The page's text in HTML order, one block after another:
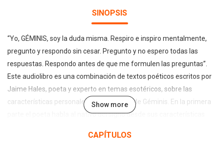
SINOPSIS
“Yo, GÉMINIS, soy la duda misma. Respiro e inspiro mentalmente,
pregunto y respondo sin cesar. Pregunto y no espero todas las
respuestas. Respondo antes de que me formulen las preguntas”.
Este audiolibro es una combinación de textos poéticos escritos por
Jaime Hales, poeta y experto en temas esotéricos, sobre las
características personales de los nativos de Géminis. En la primera
parte el poeta habla al nativo del signo desde sus características
segunda parte se ofrecen ejercicios de meditación para la Luna
Show more
CAPÍTULOS